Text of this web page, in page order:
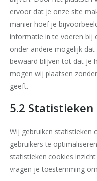
ervoor dat je onze site
manier hoef je
informatie in te voeren bij
onder andere mogelijk
bewaard blijven tot dat je
mogen wij plaatsen
geeft.
5.2 Statistieken
Wij gebruiken statistieken
gebruikers te
statistieken cookies
vragen je toestemming